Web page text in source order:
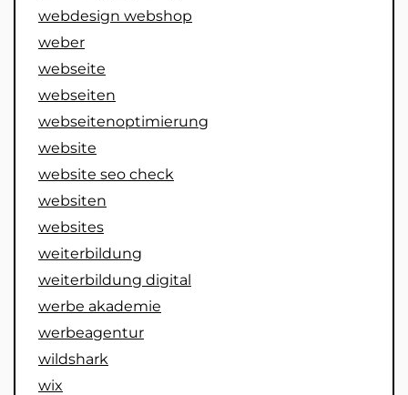
webdesign webshop
weber
webseite
webseiten
webseitenoptimierung
website
website seo check
websiten
websites
weiterbildung
weiterbildung digital
werbe akademie
werbeagentur
wildshark
wix